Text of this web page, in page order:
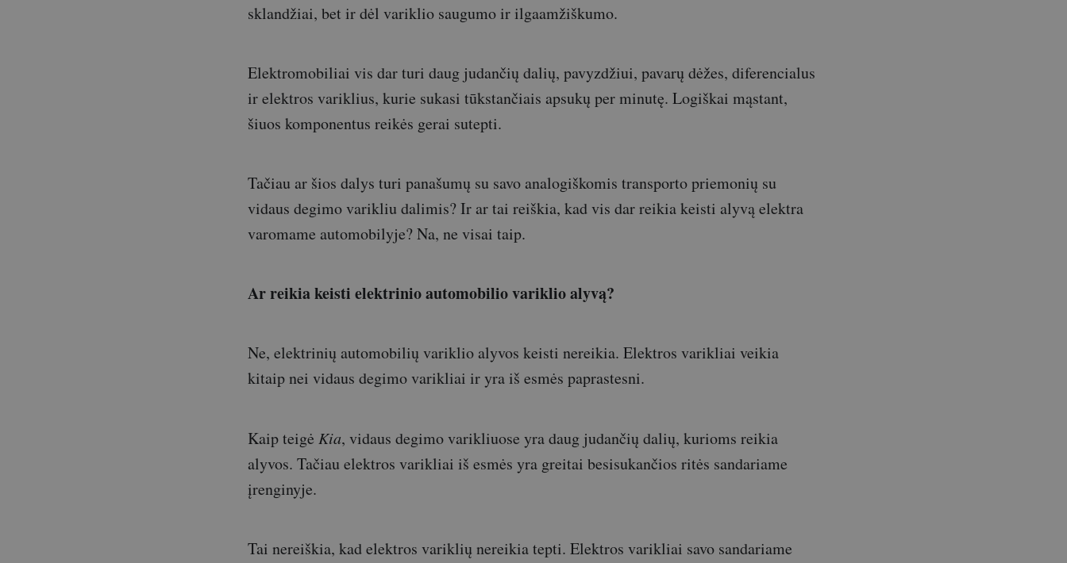
sklandžiai, bet ir dėl variklio saugumo ir ilgaamžiškumo.
Elektromobiliai vis dar turi daug judančių dalių, pavyzdžiui, pavarų dėžes, diferencialus
ir elektros variklius, kurie sukasi tūkstančiais apsukų per minutę. Logiškai mąstant,
šiuos komponentus reikės gerai sutepti.
Tačiau ar šios dalys turi panašumų su savo analogiškomis transporto priemonių su
vidaus degimo varikliu dalimis? Ir ar tai reiškia, kad vis dar reikia keisti alyvą elektra
varomame automobilyje? Na, ne visai taip.
Ar reikia keisti elektrinio automobilio variklio alyvą?
Ne, elektrinių automobilių variklio alyvos keisti nereikia. Elektros varikliai veikia
kitaip nei vidaus degimo varikliai ir yra iš esmės paprastesni.
Kaip teigė Kia, vidaus degimo varikliuose yra daug judančių dalių, kurioms reikia
alyvos. Tačiau elektros varikliai iš esmės yra greitai besisukančios ritės sandariame
įrenginyje.
Tai nereiškia, kad elektros variklių nereikia tepti. Elektros varikliai savo sandariame